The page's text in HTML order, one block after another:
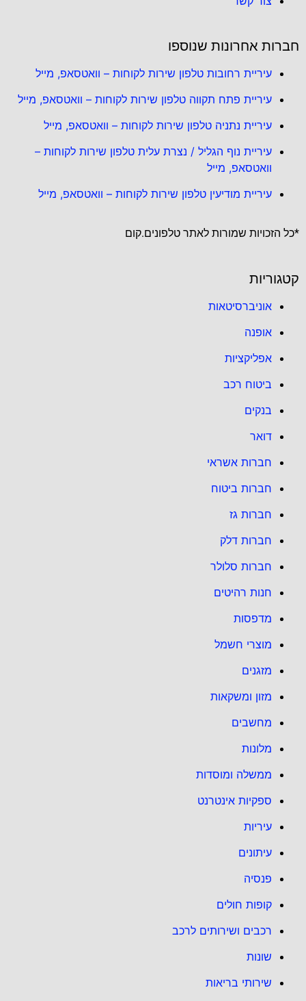
חברות אחרונות שנוספו
עיריית רחובות טלפון שירות לקוחות – וואטסאפ, מייל
עיריית פתח תקווה טלפון שירות לקוחות – וואטסאפ, מייל
עיריית נתניה טלפון שירות לקוחות – וואטסאפ, מייל
עיריית נוף הגליל / נצרת עלית טלפון שירות לקוחות –
וואטסאפ, מייל
עיריית מודיעין טלפון שירות לקוחות – וואטסאפ, מייל
*כל הזכויות שמורות לאתר טלפונים.קום
קטגוריות
אוניברסיטאות
אופנה
אפליקציות
ביטוח רכב
בנקים
דואר
חברות אשראי
חברות ביטוח
חברות גז
חברות דלק
חברות סלולר
חנות רהיטים
מדפסות
מוצרי חשמל
מזגנים
מזון ומשקאות
מחשבים
מלונות
ממשלה ומוסדות
ספקיות אינטרנט
עיריות
עיתונים
פנסיה
קופות חולים
רכבים ושירותים לרכב
שונות
שירותי בריאות